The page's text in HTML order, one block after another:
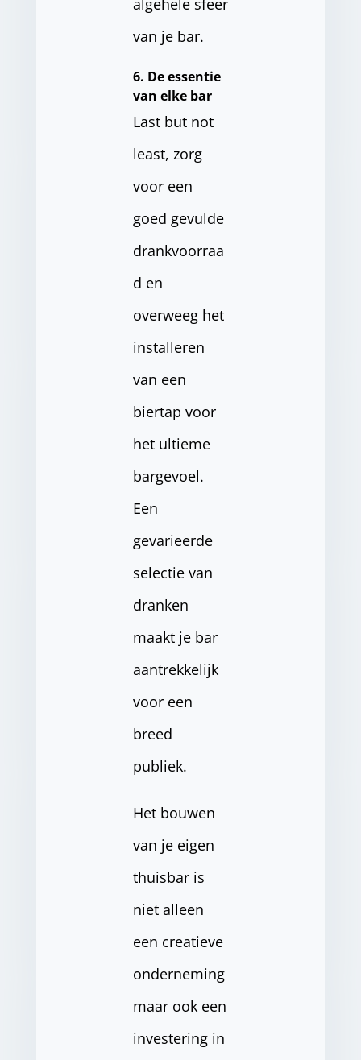
algehele sfeer
van je bar.
6. De essentie
van elke bar
Last but not
least, zorg
voor een
goed gevulde
drankvoorraa
d en
overweeg het
installeren
van een
biertap voor
het ultieme
bargevoel.
Een
gevarieerde
selectie van
dranken
maakt je bar
aantrekkelijk
voor een
breed
publiek.
Het bouwen
van je eigen
thuisbar is
niet alleen
een creatieve
onderneming
maar ook een
investering in